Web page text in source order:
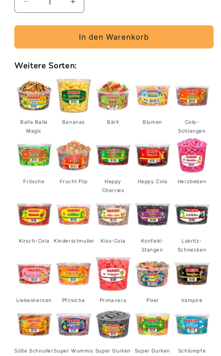
Verringere
die
Menge
Haribo
Schlumpf
30
Stück
in
der
Dose
Erhöhe
die
Menge
für
Haribo
Schlumpf
30
Stück
in
der
Dose
In den Warenkorb
Weitere Sorten:
Balla Balla
Magic
Bananas Bärli Blumen
Cola-
Schlangen
Frösche Frucht Flip
Happy
Cherries
Happy Cola Herzbeben
Kirsch-Cola Kinderschnuller Kiss-Cola
Konfekt-
Stangen
Lakritz-
Schnecken
Liebesherzen Pfirsiche Primavera Pixel Vampire
Süße SchnullerSuper Wummis Super Gurken
Super Gurken Schlümpfe